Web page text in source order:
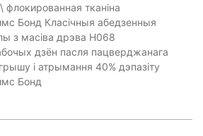
флокированная тканіна
Бонд Класічныя абедзенныя
з масіва дрэва H068
дзён пасля пацверджанага
і атрымання 40% дэпазіту
Бонд